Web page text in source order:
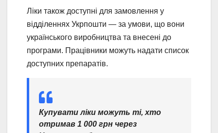
Ліки також доступні для замовлення у
відділеннях Укрпошти — за умови, що вони
українського виробництва та внесені до
програми. Працівники можуть надати список
доступних препаратів.
Купувати ліки можуть ті, хто
отримав 1 000 грн через